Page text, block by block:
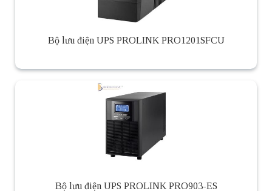
Bộ lưu điện UPS PROLINK PRO1201SFCU
Bộ lưu điện UPS PROLINK PRO903-ES